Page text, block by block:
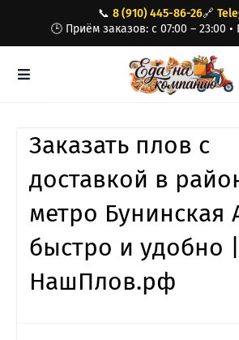
📞 8 (910) 445-86-26🔗
🕒 Приём заказов: с 07:00 – 23:00
Заказать плов с
доставкой в
метро Бунинская
быстро и удобно |
НашПлов.рф